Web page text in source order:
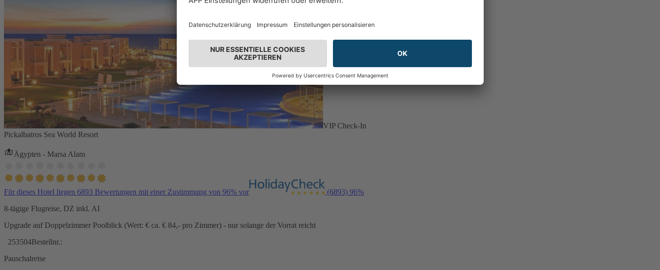
VIP Check-In
Pickalbatros Sea World Resort
Ägypten - Marsa Alam
Für dieses Hotel liegen 6893 Bewertungen mit einer Zustimmung von 96% vor (6893) 96%
8-tägige Flugreise, DZ inkl. AI
Upgrade auf Doppelzimmer Poolblick (Wert: € ca. € 84,- pro Zimmer) - nur solange der Vorrat reicht
253504Bestellnr.:
Pauschalreise